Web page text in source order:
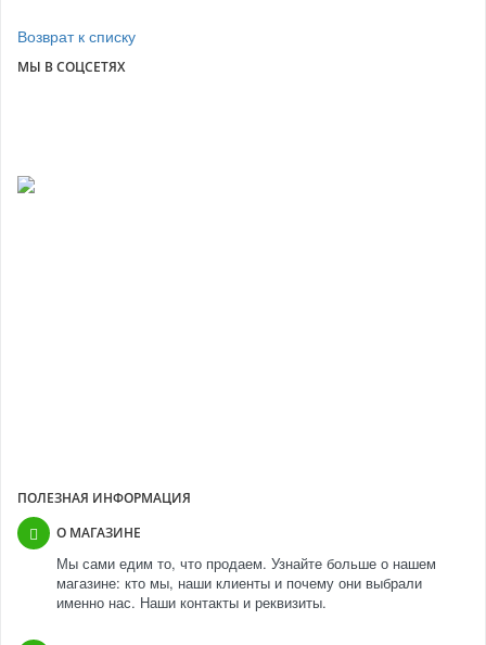
Возврат к списку
МЫ В СОЦСЕТЯХ
ПОЛЕЗНАЯ ИНФОРМАЦИЯ
О МАГАЗИНЕ
Мы сами едим то, что продаем. Узнайте больше о нашем
магазине: кто мы, наши клиенты и почему они выбрали
именно нас. Наши контакты и реквизиты.